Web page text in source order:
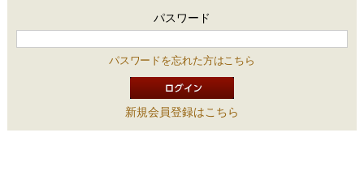
パスワード
パスワードを忘れた方はこちら
新規会員登録はこちら